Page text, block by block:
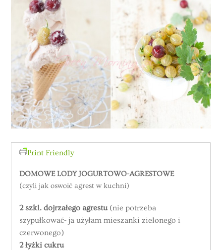
Print Friendly
DOMOWE LODY JOGURTOWO-AGRESTOWE
(czyli jak oswoić agrest w kuchni)
2 szkl. dojrzałego agrestu(nie potrzeba
szypułkować- ja użyłam mieszanki zielonego i
czerwonego)
2 łyżki cukru